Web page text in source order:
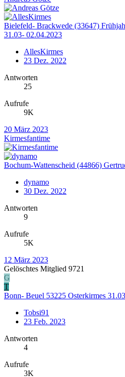
Bielefeld- Brackwede (33647)
31.03- 02.04.2023
AllesKirmes
23 Dez. 2022
Antworten
25
Aufrufe
9K
20 März 2023
Kirmesfantime
Bochum-Wattenscheid (44866)
dynamo
30 Dez. 2022
Antworten
9
Aufrufe
5K
12 März 2023
Gelöschtes Mitglied 9721
G
T
Bonn- Beuel 53225 Osterkirmes
Tobsi91
23 Feb. 2023
Antworten
4
Aufrufe
3K